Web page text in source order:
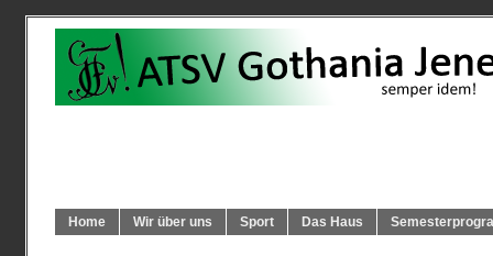
Home Wir über uns Sport Das Haus